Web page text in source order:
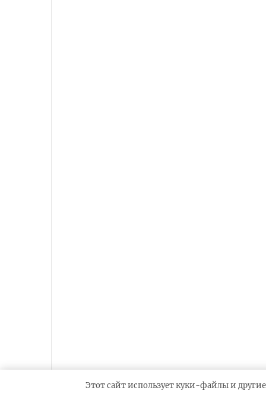
Этот сайт использует куки-файлы и